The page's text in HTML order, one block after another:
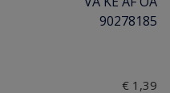
90278185
€ 1,39